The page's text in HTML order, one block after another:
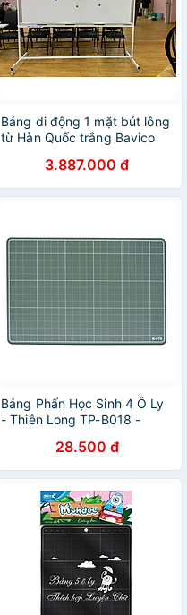
Bảng di động 1 mặt bút lông
từ Hàn Quốc trắng Bavico
3.887.000 đ
Bảng Phấn Học Sinh 4 Ô Ly
- Thiên Long TP-B018 -
28.500 đ